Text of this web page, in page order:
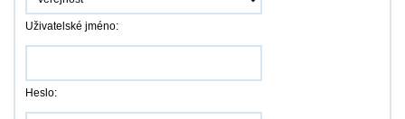
Uživatelské jméno:
Heslo: